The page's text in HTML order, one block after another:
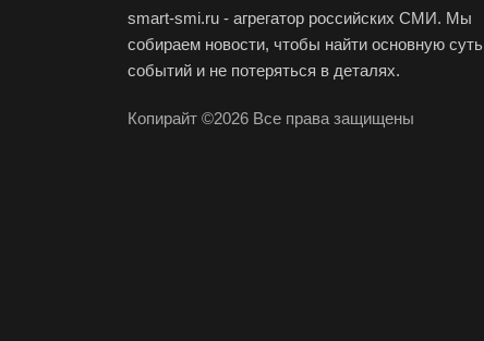
smart-smi.ru - агрегатор российских СМИ. Мы
собираем новости, чтобы найти основную суть
событий и не потеряться в деталях.
Копирайт ©2026 Все права защищены